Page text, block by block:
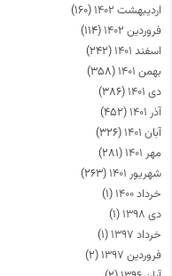
اردیبهشت ۱۴۰۲
(۱۶۰)
فروردین ۱۴۰۲
(۱۱۴)
اسفند ۱۴۰۱
(۲۴۲)
بهمن ۱۴۰۱
(۳۵۸)
دی ۱۴۰۱
(۳۸۶)
آذر ۱۴۰۱
(۴۵۲)
آبان ۱۴۰۱
(۳۲۶)
مهر ۱۴۰۱
(۲۸۱)
شهریور ۱۴۰۱
(۲۶۳)
خرداد ۱۴۰۰
(۱)
دی ۱۳۹۸
(۱)
خرداد ۱۳۹۷
(۱)
فروردین ۱۳۹۷
(۲)